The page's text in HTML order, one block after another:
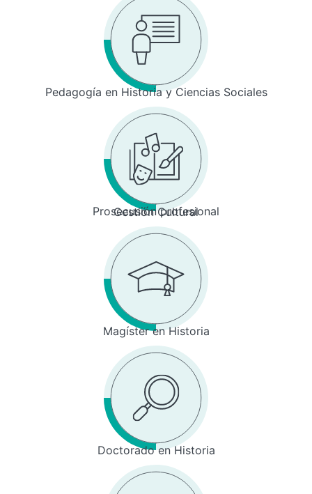
Pedagogía en Historia y Ciencias Sociales
Prosecusión profesional
Gestión Cultural
Magíster en Historia
Doctorado en Historia